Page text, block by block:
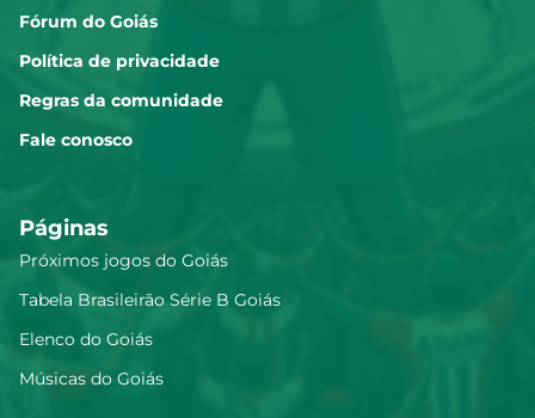
Fórum do Goiás
Política de privacidade
Regras da comunidade
Fale conosco
Páginas
Próximos jogos do Goiás
Tabela Brasileirão Série B Goiás
Elenco do Goiás
Músicas do Goiás